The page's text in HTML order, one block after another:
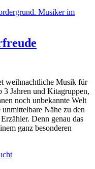
weihnachtliche Musik für
3 Jahren und Kitagruppen,
noch unbekannte Welt
Nähe zu den
Denn genau das
ganz besonderen